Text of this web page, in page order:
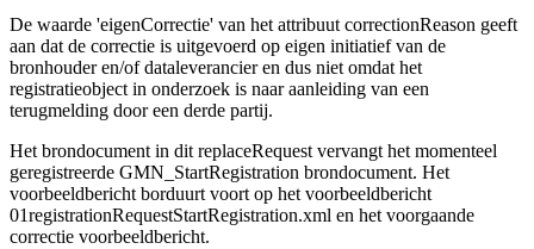
De waarde 'eigenCorrectie' van het attribuut correctionReason geeft
aan dat de correctie is uitgevoerd op eigen initiatief van de
bronhouder en/of dataleverancier en dus niet omdat het
registratieobject in onderzoek is naar aanleiding van een
terugmelding door een derde partij.
Het brondocument in dit replaceRequest vervangt het momenteel
geregistreerde GMN_StartRegistration brondocument. Het
voorbeeldbericht borduurt voort op het voorbeeldbericht
01registrationRequestStartRegistration.xml en het voorgaande
correctie voorbeeldbericht.